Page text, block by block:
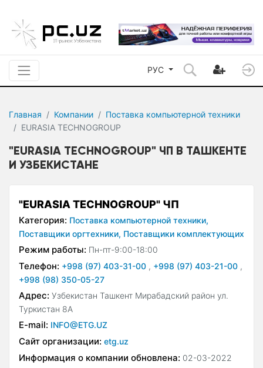
РУС
Главная Компании
Поставка компьютерной техники
EURASIA TECHNOGROUP
"EURASIA TECHNOGROUP" ЧП В ТАШКЕНТЕ
И УЗБЕКИСТАНЕ
"EURASIA TECHNOGROUP" ЧП
Категория: Поставка компьютерной техники,
Поставщики оргтехники, Поставщики комплектующих
Режим работы: Пн-пт-9:00-18:00
Телефон: +998 (97) 403-31-00 , +998 (97) 403-21-00 ,
+998 (98) 350-05-27
Адрес: Узбекистан Ташкент Мирабадский район ул.
Туркистан 8А
E-mail: INFO@ETG.UZ
Сайт организации: etg.uz
Информация о компании обновлена: 02-03-2022